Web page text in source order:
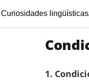
Curiosidades lingüísticas
1.